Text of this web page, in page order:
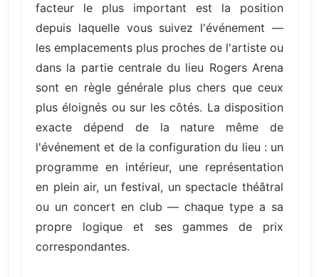
facteur le plus important est la position
depuis laquelle vous suivez l'événement —
les emplacements plus proches de l'artiste ou
dans la partie centrale du lieu Rogers Arena
sont en règle générale plus chers que ceux
plus éloignés ou sur les côtés. La disposition
exacte dépend de la nature même de
l'événement et de la configuration du lieu : un
programme en intérieur, une représentation
en plein air, un festival, un spectacle théâtral
ou un concert en club — chaque type a sa
propre logique et ses gammes de prix
correspondantes.